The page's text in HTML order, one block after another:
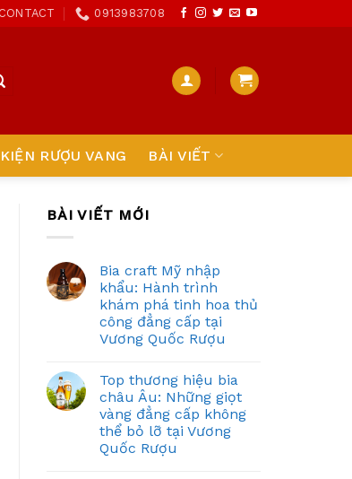
CONTACT 0913983708
RƯỢU VANG BÀI VIẾT
BÀI VIẾT MỚI
Bia craft Mỹ nhập
khẩu: Hành trình
khám phá tinh hoa thủ
công đẳng cấp tại
Vương Quốc Rượu
Top thương hiệu bia
châu Âu: Những giọt
vàng đẳng cấp không
thể bỏ lỡ tại Vương
Quốc Rượu